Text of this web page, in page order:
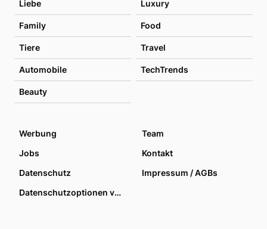
Liebe Luxury
Family Food
Tiere Travel
Automobile TechTrends
Beauty
Werbung
Team
Jobs
Kontakt
Datenschutz
Impressum / AGBs
Datenschutzoptionen verwalten